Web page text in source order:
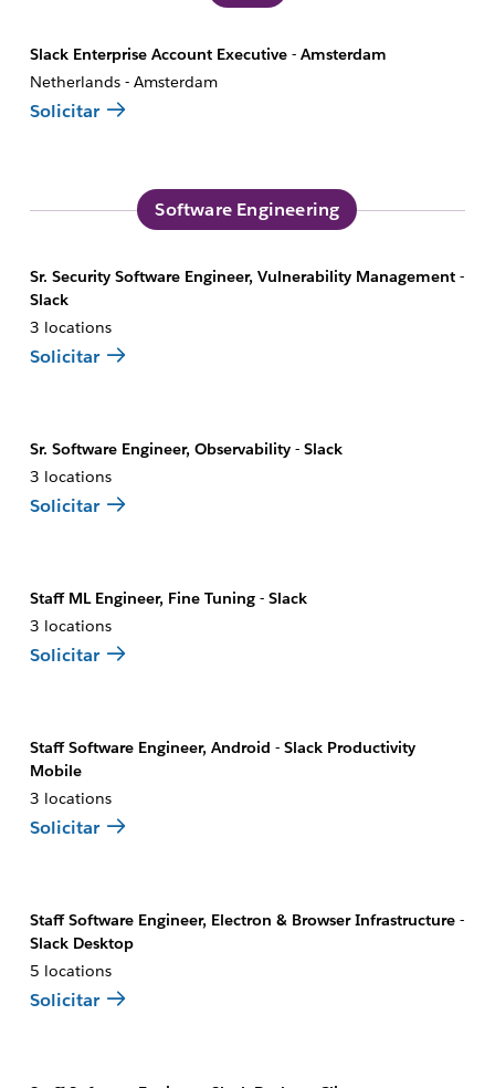
Slack Enterprise Account Executive - Amsterdam
Netherlands - Amsterdam
Solicitar
Software Engineering
Sr. Security Software Engineer, Vulnerability Management -
Slack
3 locations
Solicitar
Sr. Software Engineer, Observability - Slack
3 locations
Solicitar
Staff ML Engineer, Fine Tuning - Slack
3 locations
Solicitar
Staff Software Engineer, Android - Slack Productivity
Mobile
3 locations
Solicitar
Staff Software Engineer, Electron & Browser Infrastructure -
Slack Desktop
5 locations
Solicitar